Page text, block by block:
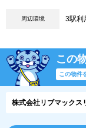
周辺環境 3駅利
この
この物件
株式会社リブマックス